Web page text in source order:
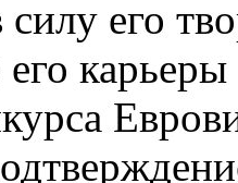
его